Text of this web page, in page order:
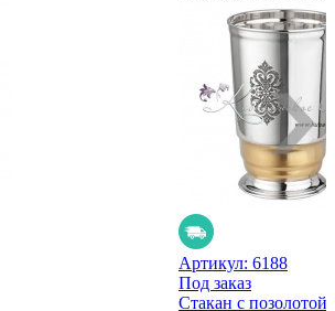
Артикул: 6188
Под заказ
Стакан с